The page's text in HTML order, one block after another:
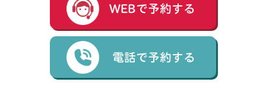
WEBで予約する
電話で予約する